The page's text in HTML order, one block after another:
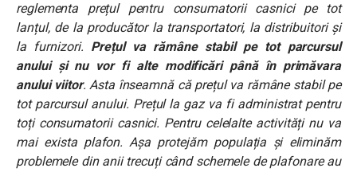
reglementa prețul pentru consumatorii casnici pe tot
lanțul, de la producător la transportatori, la distribuitori și
la furnizori. Prețul va rămâne stabil pe tot parcursul
anului și nu vor fi alte modificări până în primăvara
anului viitor. Asta înseamnă că prețul va rămâne stabil pe
tot parcursul anului. Prețul la gaz va fi administrat pentru
toți consumatorii casnici. Pentru celelalte activități nu va
mai exista plafon. Așa protejăm populația și eliminăm
problemele din anii trecuți când schemele de plafonare au